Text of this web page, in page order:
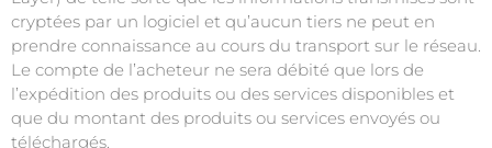
cryptées par un logiciel et qu’aucun tiers ne peut en
prendre connaissance au cours du transport sur le réseau.
Le compte de l’acheteur ne sera débité que lors de
l’expédition des produits ou des services disponibles et
que du montant des produits ou services envoyés ou
téléchargés.